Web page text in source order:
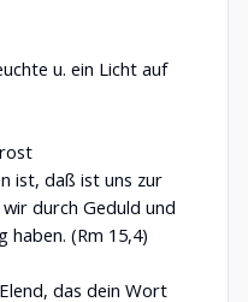
u. ein Licht auf
ist, daß ist uns zur
durch Geduld und
(Rm 15,4)
das dein Wort